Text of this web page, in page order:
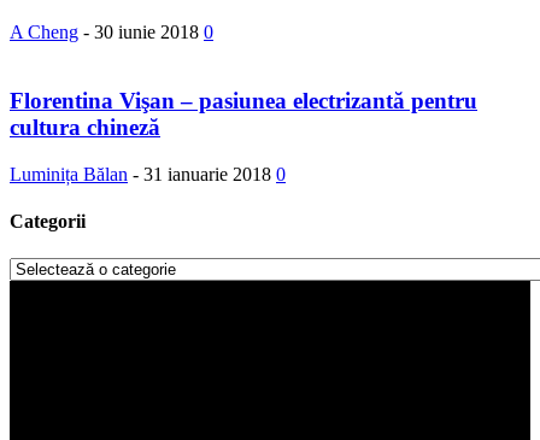
A Cheng - 30 iunie 2018 0
Florentina Vişan – pasiunea electrizantă pentru
cultura chineză
Luminița Bălan - 31 ianuarie 2018 0
Categorii
Categorii